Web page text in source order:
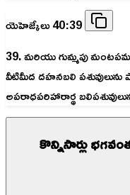
యెహెజ్కేలు 40:39
39. మరియు గుమ్మపు
వీటిమీద దహనబలి పశువులును
అపరాధపరిహారార్థ
కొన్నిసార్లు